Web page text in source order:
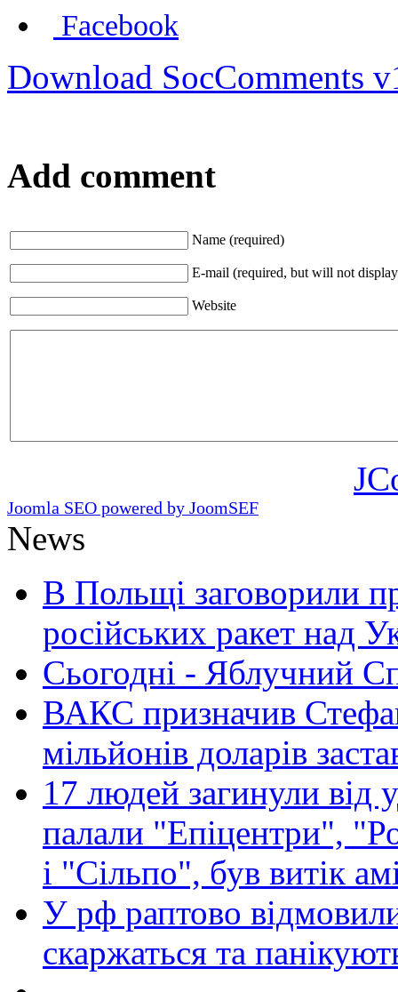
Facebook
Download SocComments
Add comment
Name (required)
E-mail (required, but will not
Website
Joomla SEO powered by JoomSEF
News
В Польщі заговорили
російських ракет над
Сьогодні - Яблучний
ВАКС призначив
мільйонів доларів
17 людей загинули від
палали "Епіцентри",
і "Сільпо", був витік
У рф раптово
скаржаться та